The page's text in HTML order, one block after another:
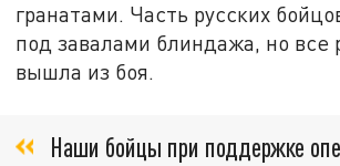
гранатами. Часть русских
под завалами блиндажа, но все
вышла из боя.
Наши бойцы при поддержке